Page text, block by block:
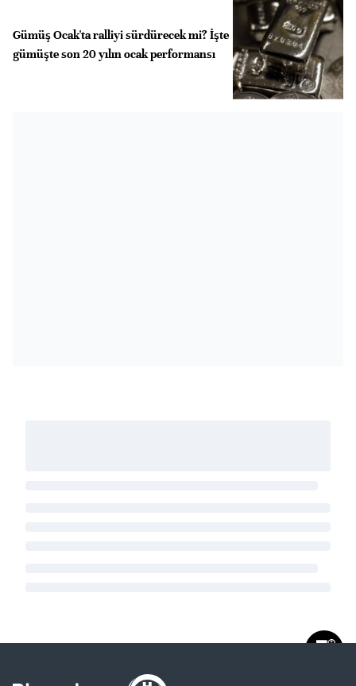
Gümüş Ocak'ta ralliyi sürdürecek mi? İşte
gümüşte son 20 yılın ocak performansı